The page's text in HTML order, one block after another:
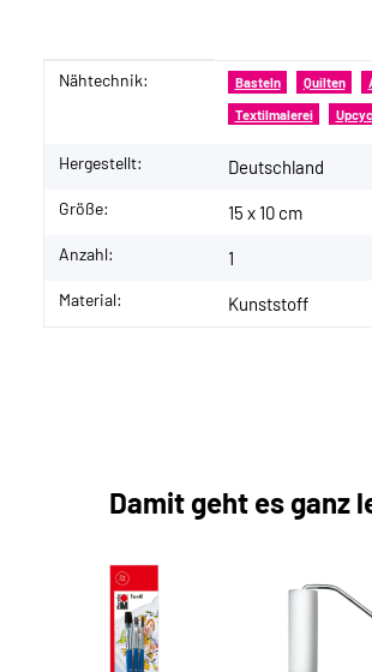
Produkteigenschaft
Wert
Nähtechnik: Basteln Quilten
Textilmalerei
Hergestellt: Deutschland
Größe: 15 x 10 cm
Anzahl: 1
Material: Kunststoff
Damit geht es ganz